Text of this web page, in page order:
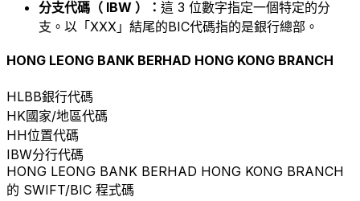
分支代碼（ IBW ）： 這 3 位數字指定一個特定的分
支。以「XXX」結尾的BIC代碼指的是銀行總部。
HONG LEONG BANK BERHAD HONG KONG BRANCH
HLBB銀行代碼
HK國家/地區代碼
HH位置代碼
IBW分行代碼
HONG LEONG BANK BERHAD HONG KONG BRANCH
的 SWIFT/BIC 程式碼